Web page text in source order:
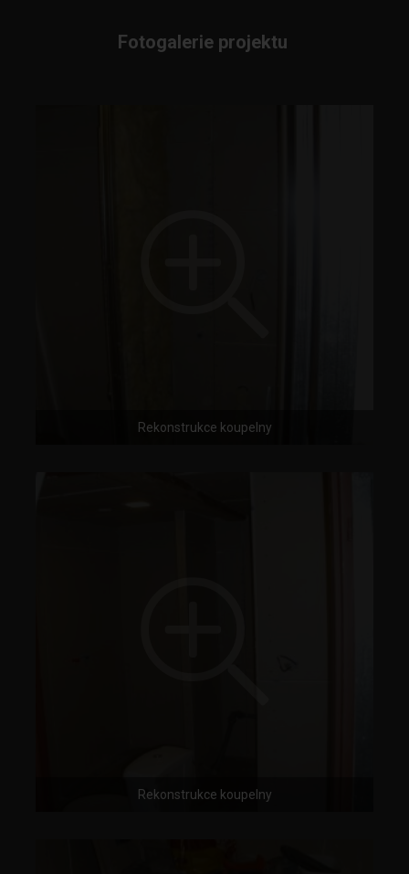
Fotogalerie projektu
Rekonstrukce koupelny
Rekonstrukce koupelny